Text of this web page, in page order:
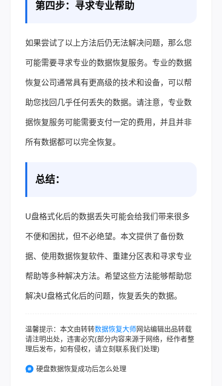
第四步：寻求专业帮助
如果尝试了以上方法后仍无法解决问题，那么您
可能需要寻求专业的数据恢复服务。专业的数据
恢复公司通常具有更高级的技术和设备，可以帮
助您找回几乎任何丢失的数据。请注意，专业数
据恢复服务可能需要支付一定的费用，并且并非
所有数据都可以完全恢复。
总结：
U盘格式化后的数据丢失可能会给我们带来很多
不便和困扰，但不必绝望。本文提供了备份数
据、使用数据恢复软件、重建分区表和寻求专业
帮助等多种解决方法。希望这些方法能够帮助您
解决U盘格式化后的问题，恢复丢失的数据。
温馨提示：本文由转转数据恢复大师网站编辑出品转载
请注明出处，违害必究(部分内容来源于网络，经作者整
理后发布，如有侵权，请立刻联系我们处理)
硬盘数据恢复成功后怎么处理